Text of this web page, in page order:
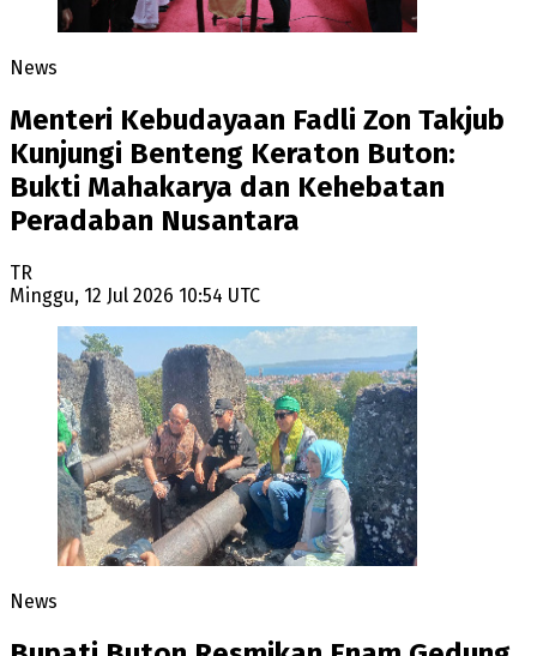
News
Menteri Kebudayaan Fadli Zon Takjub
Kunjungi Benteng Keraton Buton:
Bukti Mahakarya dan Kehebatan
Peradaban Nusantara
TR
Minggu, 12 Jul 2026 10:54 UTC
News